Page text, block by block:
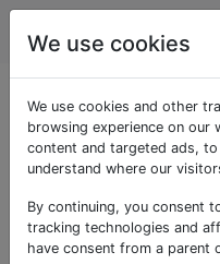
3d
Als
Fragen zur
bestimmten
We use cookies
We use cookies and other
browsing experience on our
content and targeted ads,
understand where our
By continuing, you consent
tracking technologies and
have consent from a parent